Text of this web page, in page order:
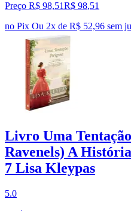
Preço R$ 98,51R$ 98,51
no Pix Ou 2x de R$ 52,96 sem
Livro Uma
Ravenels) A
7 Lisa Kleypas
5.0